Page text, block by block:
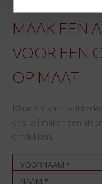
MAAK EEN
VOOR EEN
OP MAAT
Klaar om van uw
ons, wij maken een
ontdekken.